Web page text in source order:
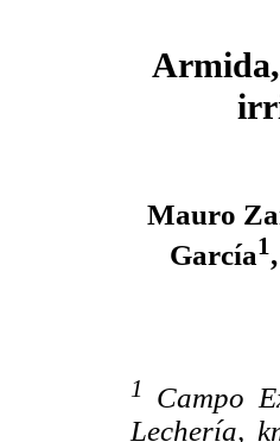
Mauro
García1
1
Campo
Lechería,